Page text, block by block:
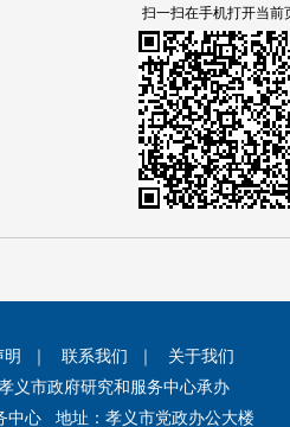
扫一扫在手机打开当前
明 联系我们
关于我们
义市政府研究和服务中心承办
中心 地址：孝义市党政办公大楼